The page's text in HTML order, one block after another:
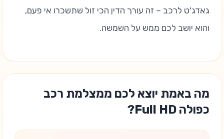
גאדג'ט לרכב – זה עורך הדין הכי זול שתשכרו אי פעם,
והוא יושב לכם ממש על השמשה.
מה באמת יוצא לכם ממצלמת רכב
כפולה Full HD?